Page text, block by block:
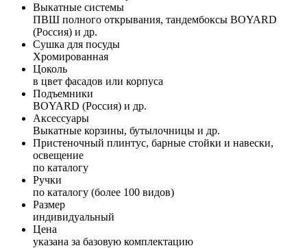
Выкатные системы
ПВШ полного открывания, тандембоксы BOYARD
(Россия) и др.
Сушка для посуды
Хромированная
Цоколь
в цвет фасадов или корпуса
Подъемники
BOYARD (Россия) и др.
Аксессуары
Выкатные корзины, бутылочницы и др.
Пристеночный плинтус, барные стойки и навески,
освещение
по каталогу
Ручки
по каталогу (более 100 видов)
Размер
индивидуальный
Цена
указана за базовую комплектацию